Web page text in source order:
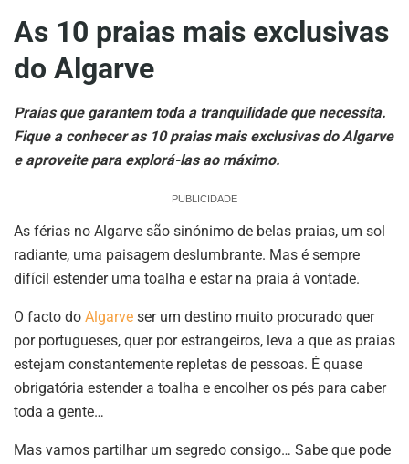
As 10 praias mais exclusivas
do Algarve
Praias que garantem toda a tranquilidade que necessita.
Fique a conhecer as 10 praias mais exclusivas do Algarve
e aproveite para explorá-las ao máximo.
PUBLICIDADE
As férias no Algarve são sinónimo de belas praias, um sol
radiante, uma paisagem deslumbrante. Mas é sempre
difícil estender uma toalha e estar na praia à vontade.
O facto do Algarve ser um destino muito procurado quer
por portugueses, quer por estrangeiros, leva a que as praias
estejam constantemente repletas de pessoas. É quase
obrigatória estender a toalha e encolher os pés para caber
toda a gente…
Mas vamos partilhar um segredo consigo… Sabe que pode